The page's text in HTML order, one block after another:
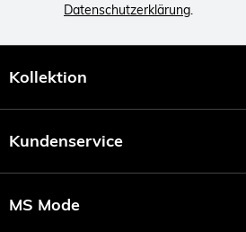
Datenschutzerklärung
Kollektion
Kundenservice
MS Mode